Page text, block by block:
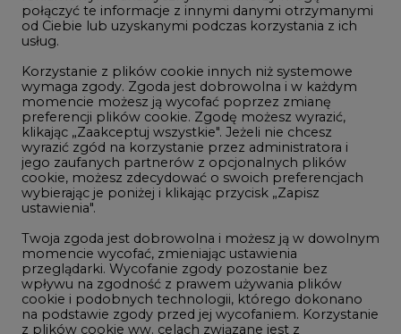
LTE450
Innowacje i AI
Telekomunikacja i IT
Handel emisjami CO2
Wodór
Górnictwo
Atom
Fotowoltaika
Offshore wind
połączyć te informacje z innymi danymi otrzymanymi
od Ciebie lub uzyskanymi podczas korzystania z ich
usług.
Korzystanie z plików cookie innych niż systemowe
wymaga zgody. Zgoda jest dobrowolna i w każdym
momencie możesz ją wycofać poprzez zmianę
preferencji plików cookie. Zgodę możesz wyrazić,
klikając „Zaakceptuj wszystkie". Jeżeli nie chcesz
wyrazić zgód na korzystanie przez administratora i
jego zaufanych partnerów z opcjonalnych plików
cookie, możesz zdecydować o swoich preferencjach
wybierając je poniżej i klikając przycisk „Zapisz
ustawienia".
Twoja zgoda jest dobrowolna i możesz ją w dowolnym
momencie wycofać, zmieniając ustawienia
przeglądarki. Wycofanie zgody pozostanie bez
wpływu na zgodność z prawem używania plików
cookie i podobnych technologii, którego dokonano
na podstawie zgody przed jej wycofaniem. Korzystanie
z plików cookie ww. celach związane jest z